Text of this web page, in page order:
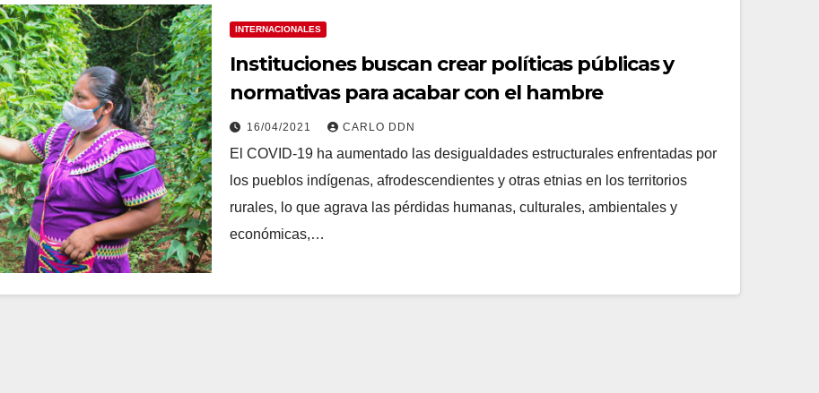
INTERNACIONALES
Instituciones buscan crear políticas públicas y
normativas para acabar con el hambre
16/04/2021 CARLO DDN
El COVID-19 ha aumentado las desigualdades estructurales enfrentadas por
los pueblos indígenas, afrodescendientes y otras etnias en los territorios
rurales, lo que agrava las pérdidas humanas, culturales, ambientales y
económicas,…